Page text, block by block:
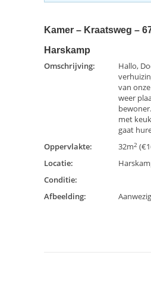
Kamer – Kraatsweg –
Harskamp
Omschrijving:
Hallo,
van
weer
met
gaat
Oppervlakte:
32m2
Locatie:
Conditie:
Afbeelding:
Aanwezig